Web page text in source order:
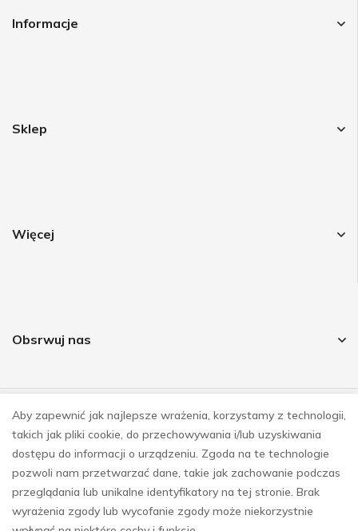
Informacje
Sklep
Więcej
Obsrwuj nas
© COPYRIGHT 2023
REALIZACJAE-SKLEPY INVESTNET
Aby zapewnić jak najlepsze wrażenia, korzystamy z technologii,
takich jak pliki cookie, do przechowywania i/lub uzyskiwania
dostępu do informacji o urządzeniu. Zgoda na te technologie
pozwoli nam przetwarzać dane, takie jak zachowanie podczas
przeglądania lub unikalne identyfikatory na tej stronie. Brak
wyrażenia zgody lub wycofanie zgody może niekorzystnie